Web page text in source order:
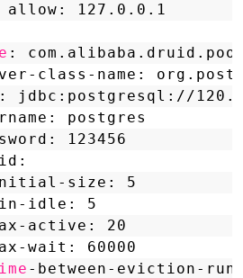
allow: 127.0.0.1
:
class-name:
jdbc:postgresql: //120
postgres
123456
size: 5
idle: 5
active: 20
wait: 60000
-between-eviction-